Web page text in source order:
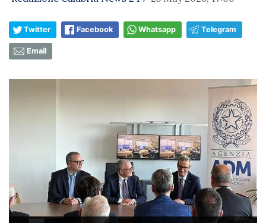
Twitter Facebook Whatsapp Telegram
Email